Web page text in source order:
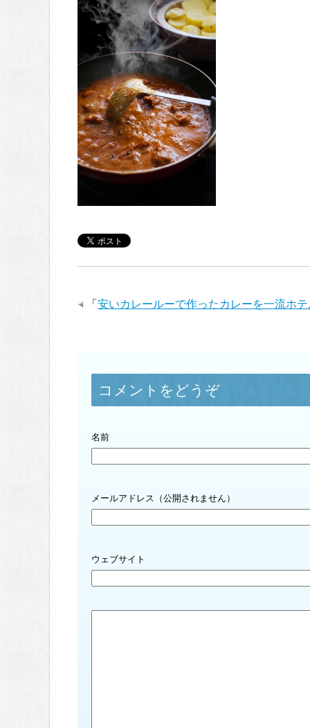
「 安いカレールーで作ったカレーを一流ホ
コメントをどうぞ
名前
メールアドレス（公開されません）
ウェブサイト